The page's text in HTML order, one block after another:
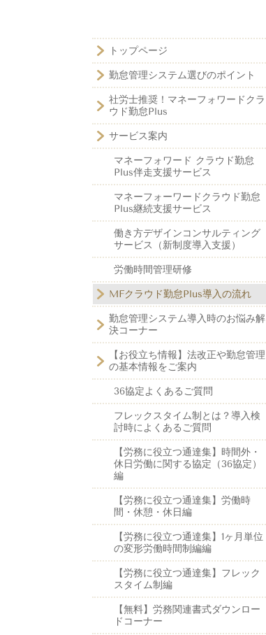
トップページ
勤怠管理システム選びのポイント
社労士推奨！マネーフォワードクラ
ウド勤怠Plus
サービス案内
マネーフォワード クラウド勤怠
Plus伴走支援サービス
マネーフォーワードクラウド勤怠
Plus継続支援サービス
働き方デザインコンサルティング
サービス（新制度導入支援）
労働時間管理研修
MFクラウド勤怠Plus導入の流れ
勤怠管理システム導入時のお悩み解
決コーナー
【お役立ち情報】法改正や勤怠管理
の基本情報をご案内
36協定よくあるご質問
フレックスタイム制とは？導入検
討時によくあるご質問
【労務に役立つ通達集】時間外・
休日労働に関する協定（36協定）
編
【労務に役立つ通達集】労働時
間・休憩・休日編
【労務に役立つ通達集】1ヶ月単位
の変形労働時間制編編
【労務に役立つ通達集】フレック
スタイム制編
【無料】労務関連書式ダウンロー
ドコーナー